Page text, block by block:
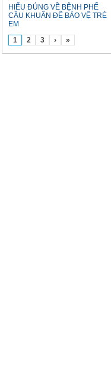
HIỂU ĐÚNG VỀ BỆNH PHẾ
CẦU KHUẨN ĐỂ BẢO VỆ TRẺ
EM
1
2 3 › »